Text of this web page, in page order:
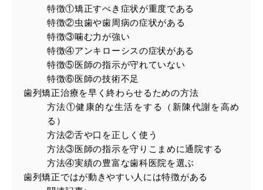
特徴①矯正すべき症状が重度である
特徴②虫歯や歯周病の症状がある
特徴③噛む力が強い
特徴④アンキローシスの症状がある
特徴⑤医師の指示が守れていない
特徴⑥医師の技術不足
歯列矯正治療を早く終わらせるための方法
方法①健康的な生活をする（新陳代謝を高め
る）
方法②舌や口を正しく使う
方法③医師の指示を守りこまめに通院する
方法④実績の豊富な歯科医院を選ぶ
歯列矯正ではが動きやすい人には特徴がある